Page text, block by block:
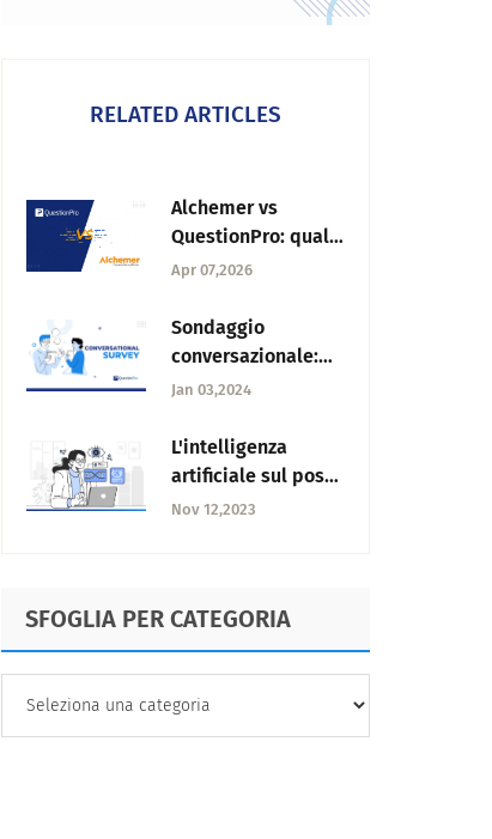
RELATED ARTICLES
Alchemer vs
QuestionPro: qual è
l'opzione migliore
Apr 07,2026
Sondaggio
conversazionale:
Cos'è, come crearlo
Jan 03,2024
L'intelligenza
artificiale sul posto
di lavoro: che
lavoratori?
Nov 12,2023
SFOGLIA PER CATEGORIA
PER
CATEGORIA